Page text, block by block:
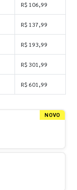
R$ 106,99
R$ 137,99
R$ 193,99
R$ 301,99
R$ 601,99
NOVO